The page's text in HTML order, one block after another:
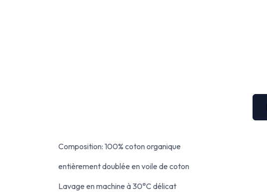
Composition: 100% coton organique
entièrement doublée en voile de coton
Lavage en machine à 30°C délicat